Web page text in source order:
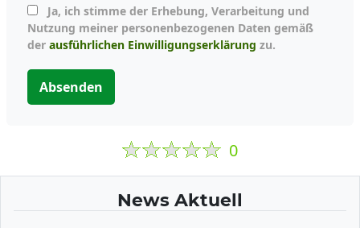
Nutzung meiner personenbezogenen Daten gemäß
der ausführlichen Einwilligungserklärung zu.
Absenden
0
News Aktuell